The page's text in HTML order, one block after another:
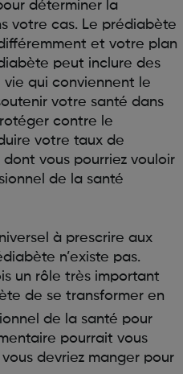
déterminer la
votre cas. Le prédiabète
et votre plan
peut inclure des
qui conviennent le
votre santé dans
contre le
votre taux de
vous pourriez vouloir
de la santé
à prescrire aux
n’existe pas.
un rôle très important
de se transformer en
de la santé pour
pourrait vous
devriez manger pour